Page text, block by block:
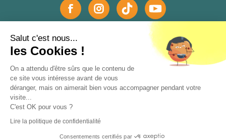
Boutique
Mon compte
Durandal
Aide & Informations
Salut c'est nous...
les Cookies !
On a attendu d'être sûrs que le contenu de
ce site vous intéresse avant de vous
déranger, mais on aimerait bien vous accompagner pendant votre
visite...
C'est OK pour vous ?
Lire la politique de confidentialité
Consentements certifiés par